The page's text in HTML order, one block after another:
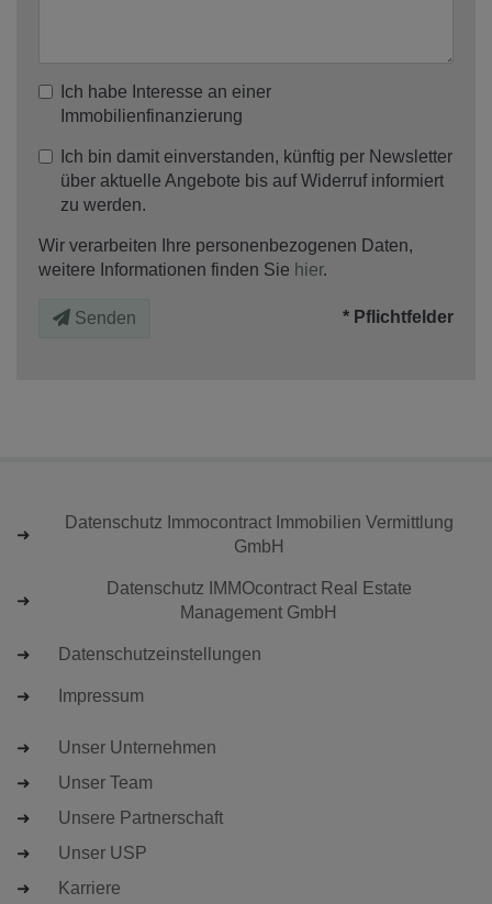
Ich habe Interesse an einer
Immobilienfinanzierung
Ich bin damit einverstanden, künftig per Newsletter
über aktuelle Angebote bis auf Widerruf informiert
zu werden.
Wir verarbeiten Ihre personenbezogenen Daten,
weitere Informationen finden Sie hier.
Senden * Pflichtfelder
Datenschutz Immocontract Immobilien Vermittlung
GmbH
Datenschutz IMMOcontract Real Estate
Management GmbH
Datenschutzeinstellungen
Impressum
Unser Unternehmen
Unser Team
Unsere Partnerschaft
Unser USP
Karriere